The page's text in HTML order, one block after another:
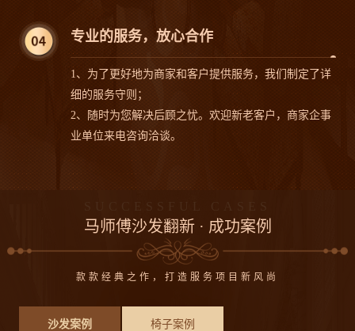
专业的服务，放心合作
1、为了更好地为商家和客户提供服务，我们制定了详
细的服务守则；
2、随时为您解决后顾之忧。欢迎新老客户，商家企事
业单位来电咨询洽谈。
马师傅沙发翻新 · 成功案例
款款经典之作，打造服务项目新风尚
沙发案例 椅子案例
沙发案例
沙发案例